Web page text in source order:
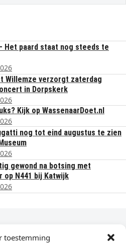
toestemming
Het paard staat nog steeds te
Willemze verzorgt zaterdag
in Dorpskerk
Kijk op WassenaarDoet.nl
nog tot eind augustus te zien
gewond na botsing met
N441 bij Katwijk
nieuws in je e-mail?